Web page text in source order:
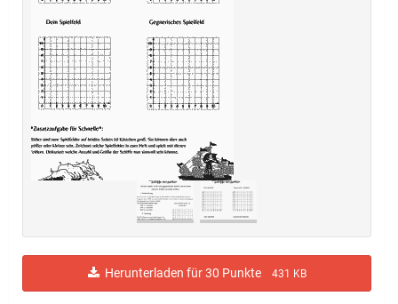
Herunterladen für 30 Punkte 431 KB